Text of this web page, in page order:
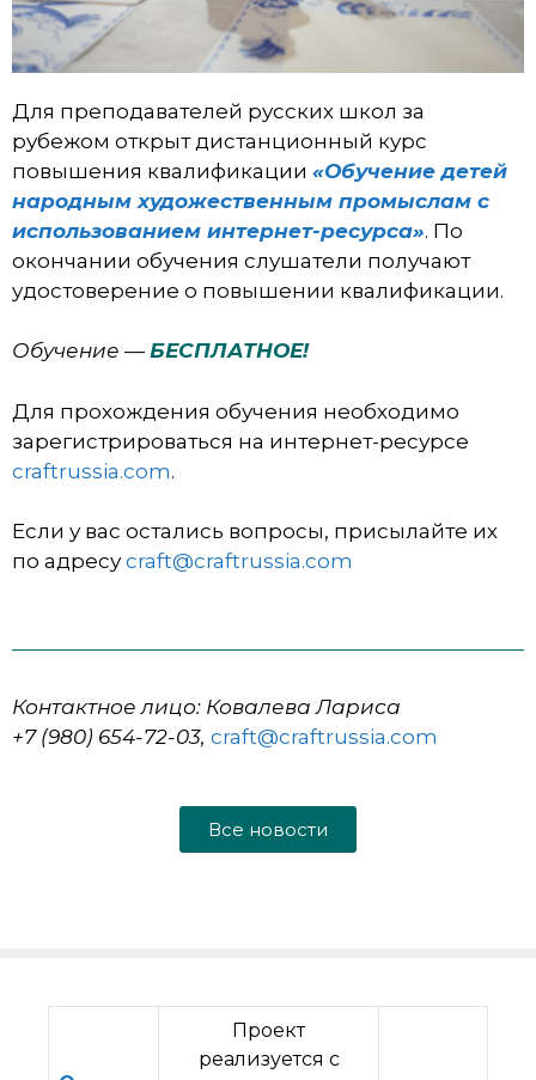
Для преподавателей русских школ за
рубежом открыт дистанционный курс
повышения квалификации «Обучение детей
народным художественным промыслам с
использованием интернет-ресурса». По
окончании обучения слушатели получают
удостоверение о повышении квалификации.
Обучение — БЕСПЛАТНОЕ!
Для прохождения обучения необходимо
зарегистрироваться на интернет-ресурсе
craftrussia.com.
Если у вас остались вопросы, присылайте их
по адресуcraft@craftrussia.com
Контактное лицо: Ковалева Лариса
+7 (980) 654-72-03, craft@craftrussia.com
Все новости
Проект
реализуется с